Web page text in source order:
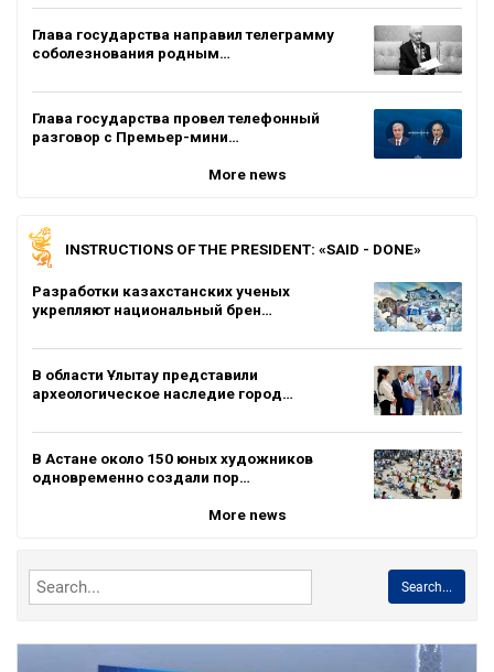
Глава государства направил телеграмму
соболезнования родным…
Глава государства провел телефонный
разговор с Премьер-мини…
More news
INSTRUCTIONS OF THE PRESIDENT: «SAID - DONE»
Разработки казахстанских ученых
укрепляют национальный брен…
В области Ұлытау представили
археологическое наследие город…
В Астане около 150 юных художников
одновременно создали пор…
More news
Search...